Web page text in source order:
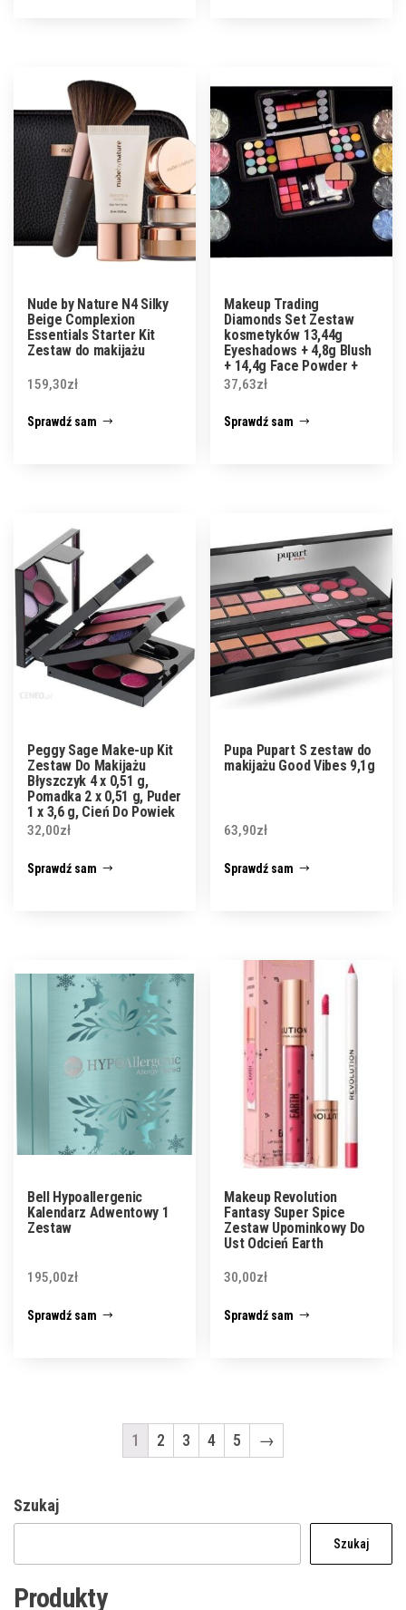
Nude by Nature N4 Silky
Beige Complexion
Essentials Starter Kit
Zestaw do makijażu
159,30zł
Sprawdź sam
Makeup Trading
Diamonds Set Zestaw
kosmetyków 13,44g
Eyeshadows + 4,8g Blush
+ 14,4g Face Powder +
3,2g Lipgloss
37,63zł
Sprawdź sam
Peggy Sage Make-up Kit
Zestaw Do Makijażu
Błyszczyk 4 x 0,51 g,
Pomadka 2 x 0,51 g, Puder
1 x 3,6 g, Cień Do Powiek
9 x 0,76 g, Róż 2 x 311 g
32,00zł
Sprawdź sam
Pupa Pupart S zestaw do
makijażu Good Vibes 9,1g
63,90zł
Sprawdź sam
Bell Hypoallergenic
Kalendarz Adwentowy 1
Zestaw
195,00zł
Sprawdź sam
Makeup Revolution
Fantasy Super Spice
Zestaw Upominkowy Do
Ust Odcień Earth
30,00zł
Sprawdź sam
1 2 3 4 5 →
Szukaj
Szukaj
Produkty